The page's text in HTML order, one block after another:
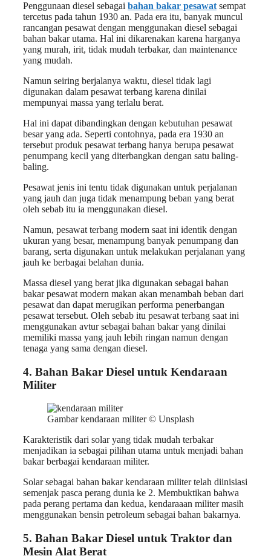
Penggunaan diesel sebagai bahan bakar pesawat sempat
tercetus pada tahun 1930 an. Pada era itu, banyak muncul
rancangan pesawat dengan menggunakan diesel sebagai
bahan bakar utama. Hal ini dikarenakan karena harganya
yang murah, irit, tidak mudah terbakar, dan maintenance
yang mudah.
Namun seiring berjalanya waktu, diesel tidak lagi
digunakan dalam pesawat terbang karena dinilai
mempunyai massa yang terlalu berat.
Hal ini dapat dibandingkan dengan kebutuhan pesawat
besar yang ada. Seperti contohnya, pada era 1930 an
tersebut produk pesawat terbang hanya berupa pesawat
penumpang kecil yang diterbangkan dengan satu baling-
baling.
Pesawat jenis ini tentu tidak digunakan untuk perjalanan
yang jauh dan juga tidak menampung beban yang berat
oleh sebab itu ia menggunakan diesel.
Namun, pesawat terbang modern saat ini identik dengan
ukuran yang besar, menampung banyak penumpang dan
barang, serta digunakan untuk melakukan perjalanan yang
jauh ke berbagai belahan dunia.
Massa diesel yang berat jika digunakan sebagai bahan
bakar pesawat modern makan akan menambah beban dari
pesawat dan dapat merugikan performa penerbangan
pesawat tersebut. Oleh sebab itu pesawat terbang saat ini
menggunakan avtur sebagai bahan bakar yang dinilai
memiliki massa yang jauh lebih ringan namun dengan
tenaga yang sama dengan diesel.
4. Bahan Bakar Diesel untuk Kendaraan
Militer
Gambar kendaraan militer © Unsplash
Karakteristik dari solar yang tidak mudah terbakar
menjadikan ia sebagai pilihan utama untuk menjadi bahan
bakar berbagai kendaraan militer.
Solar sebagai bahan bakar kendaraan militer telah diinisiasi
semenjak pasca perang dunia ke 2. Membuktikan bahwa
pada perang pertama dan kedua, kendaraaan militer masih
menggunakan bensin petroleum sebagai bahan bakarnya.
5. Bahan Bakar Diesel untuk Traktor dan
Mesin Alat Berat